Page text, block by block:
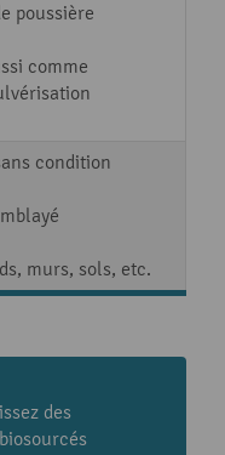
poussière
comme
condition
murs, sols, etc.
des